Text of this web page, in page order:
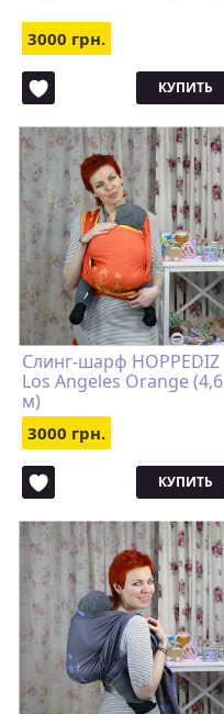
3000 грн.
КУПИТЬ
Слинг-шарф HOPPEDIZ
Los Angeles Orange (4,6
м)
3000 грн.
КУПИТЬ